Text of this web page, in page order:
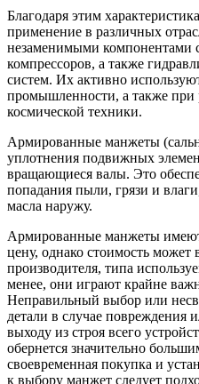
Благодаря этим
применение в различных
незаменимыми компонентами
компрессоров, а также
систем. Их активно
промышленности, а также при
космической техники.
Армированные манжеты
уплотнения подвижных
вращающиеся валы. Это
попадания пыли, грязи и
масла наружу.
Армированные манжеты
цену, однако стоимость может
производителя, типа
менее, они играют крайне
Неправильный выбор или
детали в случае повреждения
выходу из строя всего
обернется значительно
своевременная покупка и
к выбору манжет следует